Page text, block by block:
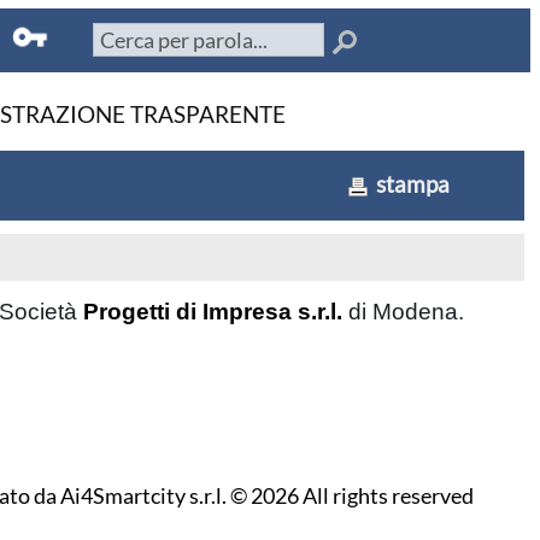
TRASPARENTE
stampa
Progetti di Impresa s.r.l. di Modena.
daAi4Smartcity s.r.l.© 2026 All rights reserved